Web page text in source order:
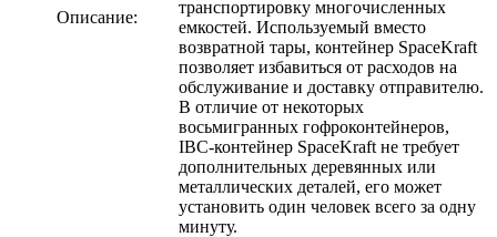
Описание:
транспортировку многочисленных
емкостей. Используемый вместо
возвратной тары, контейнер SpaceKraft
позволяет избавиться от расходов на
обслуживание и доставку отправителю.
В отличие от некоторых
восьмигранных гофроконтейнеров,
IBC-контейнер SpaceKraft не требует
дополнительных деревянных или
металлических деталей, его может
установить один человек всего за одну
минуту.